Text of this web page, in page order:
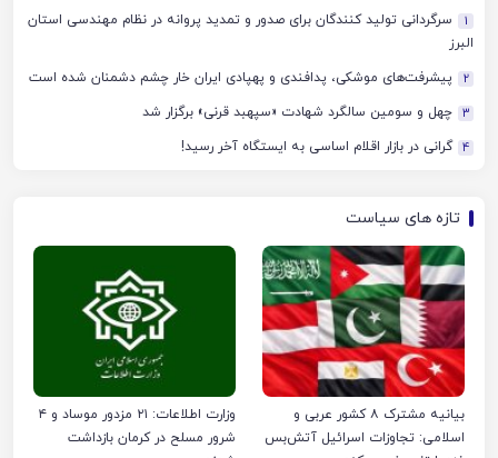
1
سرگردانی تولید کنندگان برای صدور و تمدید پروانه در نظام مهندسی استان
البرز
2 پیشرفت‌های موشکی، پدافندی و پهپادی ایران خار چشم دشمنان شده است
3 چهل‌ و سومین سالگرد شهادت «سپهبد قرنی» برگزار شد
4 گرانی در بازار اقلام اساسی به ایستگاه آخر رسید!
تازه های سیاست
بیانیه مشترک ۸ کشور عربی و
اسلامی: تجاوزات اسرائیل آتش‌بس
وزارت اطلاعات: ۲۱ مزدور موساد و ۴
شرور مسلح در کرمان بازداشت